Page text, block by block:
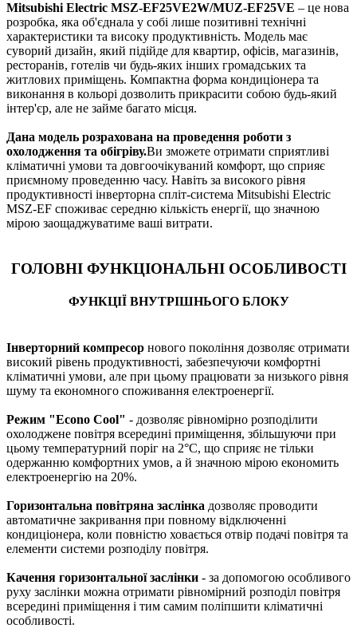
Mitsubishi Electric MSZ-EF25VE2W/MUZ-EF25VE – це нова
розробка, яка об'єднала у собі лише позитивні технічні
характеристики та високу продуктивність. Модель має
суворий дизайн, який підійде для квартир, офісів, магазинів,
ресторанів, готелів чи будь-яких інших громадських та
житлових приміщень. Компактна форма кондиціонера та
виконання в кольорі дозволить прикрасити собою будь-який
інтер'єр, але не займе багато місця.
Дана модель розрахована на проведення роботи з
охолодження та обігріву.Ви зможете отримати сприятливі
кліматичні умови та довгоочікуваний комфорт, що сприяє
приємному проведенню часу. Навіть за високого рівня
продуктивності інверторна спліт-система Mitsubishi Electric
MSZ-EF споживає середню кількість енергії, що значною
мірою заощаджуватиме ваші витрати.
ГОЛОВНІ ФУНКЦІОНАЛЬНІ ОСОБЛИВОСТІ
ФУНКЦІЇ ВНУТРІШНЬОГО БЛОКУ
Інверторний компресор нового покоління дозволяє отримати
високий рівень продуктивності, забезпечуючи комфортні
кліматичні умови, але при цьому працювати за низького рівня
шуму та економного споживання електроенергії.
Режим "Econo Cool" - дозволяє рівномірно розподілити
охолоджене повітря всередині приміщення, збільшуючи при
цьому температурний поріг на 2°C, що сприяє не тільки
одержанню комфортних умов, а й значною мірою економить
електроенергію на 20%.
Горизонтальна повітряна заслінка дозволяє проводити
автоматичне закривання при повному відключенні
кондиціонера, коли повністю ховається отвір подачі повітря та
елементи системи розподілу повітря.
Качення горизонтальної заслінки - за допомогою особливого
руху заслінки можна отримати рівномірний розподіл повітря
всередині приміщення і тим самим поліпшити кліматичні
особливості.